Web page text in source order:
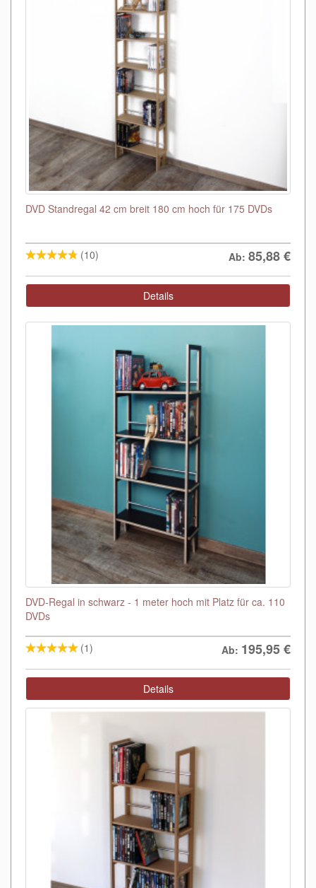
DVD Standregal 42 cm breit 180 cm hoch für 175 DVDs
(10) Ab: 85,88€
Details
DVD-Regal in schwarz - 1 meter hoch mit Platz für ca. 110
DVDs
(1) Ab: 195,95€
Details